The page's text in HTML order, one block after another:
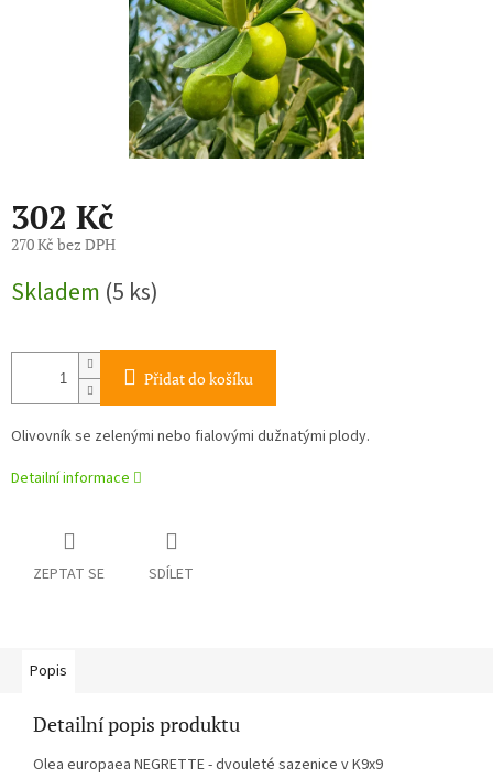
302 Kč
270 Kč bez DPH
cena:
Skladem (5 ks)
Přidat do košíku
Olivovník se zelenými nebo fialovými dužnatými plody.
Detailní informace
ZEPTAT SE SDÍLET
Popis
Detailní popis produktu
Olea europaea NEGRETTE - dvouleté sazenice v K9x9